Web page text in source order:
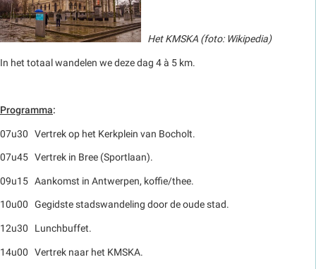
Het KMSKA (foto: Wikipedia)
In het totaal wandelen we deze dag 4 à 5 km.
Programma:
07u30 Vertrek op het Kerkplein van Bocholt.
07u45 Vertrek in Bree (Sportlaan).
09u15 Aankomst in Antwerpen, koffie/thee.
10u00 Gegidste stadswandeling door de oude stad.
12u30 Lunchbuffet.
14u00 Vertrek naar het KMSKA.